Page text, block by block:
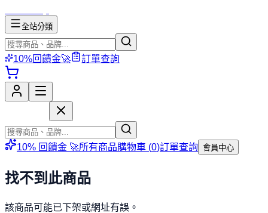
全站分類
10%回饋金🚀 訂單查詢
10% 回饋金 🚀所有商品購物車 (0)訂單查詢 會員中心
找不到此商品
該商品可能已下架或網址有誤。